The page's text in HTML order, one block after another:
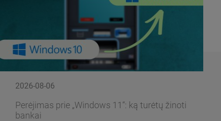
2026-08-06
Perėjimas prie „Windows 11“: ką turėtų žinoti
bankai